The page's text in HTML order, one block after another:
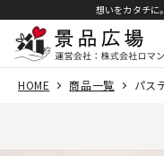
想いをカタチに
HOME 商品一覧 パス